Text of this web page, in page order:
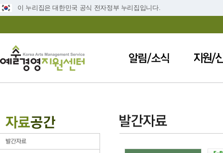
이 누리집은 대한민국 공식 전자정부 누리집입니다.